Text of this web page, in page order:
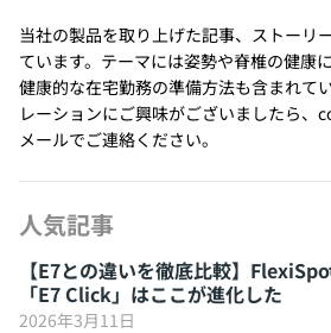
当社の製品を取り上げた記事、ストーリ
ています。テーマには姿勢や脊椎の健康
健康的な在宅勤務の準備方法も含まれて
レーションにご興味がございましたら
メールでご連絡ください。
人気記事
【E7との違いを徹底比較】
「E7 Click」はここが進化した
2026年3月11日